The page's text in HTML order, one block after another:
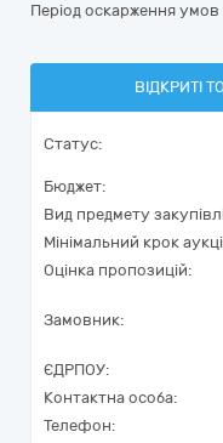
Період оскарження умов
ВІДКРИТІ
Статус:
Бюджет:
Вид предмету
Мінімальний крок
Оцінка пропозицій:
Замовник:
ЄДРПОУ:
Контактна особа:
Телефон: